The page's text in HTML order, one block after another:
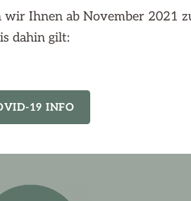
Ihnen ab November 2021
dahin gilt:
19 INFO